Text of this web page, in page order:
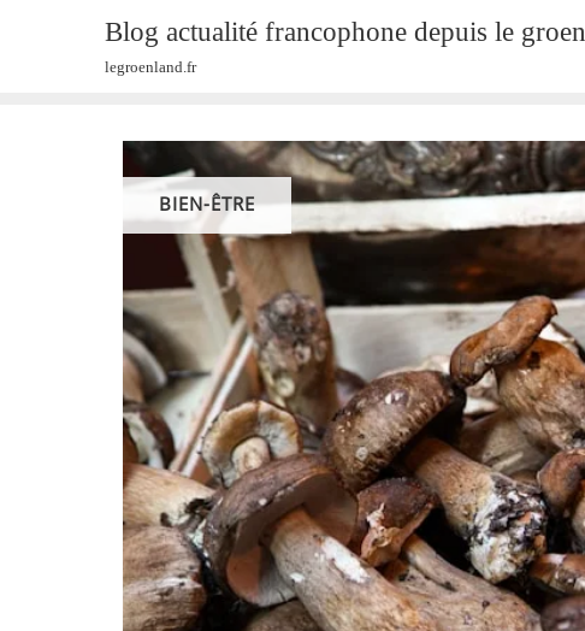
Blog actualité francophone depuis le
legroenland.fr
BIEN-ÊTRE